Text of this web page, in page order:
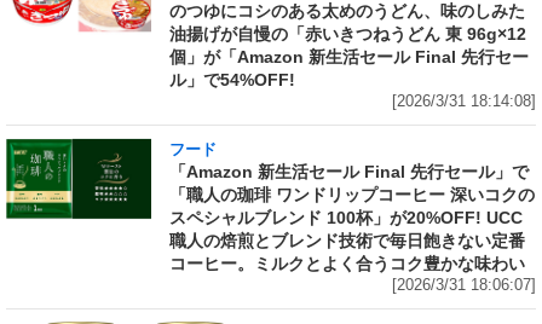
のつゆにコシのある太めのうどん、味のしみた
油揚げが自慢の「赤いきつねうどん 東 96g×12
個」が「Amazon 新生活セール Final 先行セー
ル」で54%OFF!
[2026/3/31 18:14:08]
フード
「Amazon 新生活セール Final 先行セール」で
「職人の珈琲 ワンドリップコーヒー 深いコクの
スペシャルブレンド 100杯」が20%OFF! UCC
職人の焙煎とブレンド技術で毎日飽きない定番
コーヒー。ミルクとよく合うコク豊かな味わい
[2026/3/31 18:06:07]